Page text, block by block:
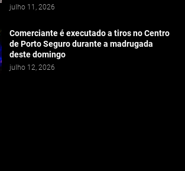
julho 11, 2026
Comerciante é executado a tiros no Centro
de Porto Seguro durante a madrugada
deste domingo
julho 12, 2026